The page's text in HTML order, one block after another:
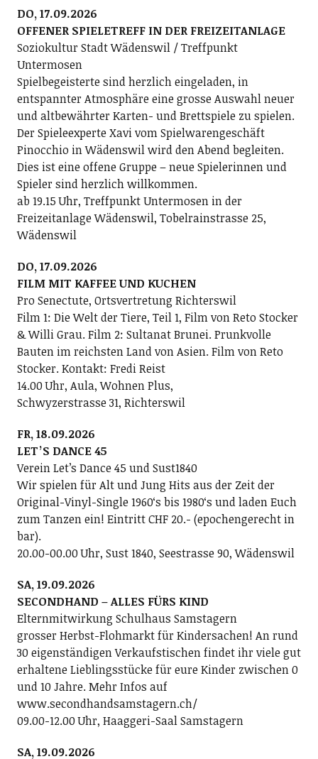
DO, 17.09.2026
OFFENER SPIELETREFF IN DER FREIZEITANLAGE
Soziokultur Stadt Wädenswil / Treffpunkt
Untermosen
Spielbegeisterte sind herzlich eingeladen, in
entspannter Atmosphäre eine grosse Auswahl neuer
und altbewährter Karten- und Brettspiele zu spielen.
Der Spieleexperte Xavi vom Spielwarengeschäft
Pinocchio in Wädenswil wird den Abend begleiten.
Dies ist eine offene Gruppe – neue Spielerinnen und
Spieler sind herzlich willkommen.
ab 19.15 Uhr, Treffpunkt Untermosen in der
Freizeitanlage Wädenswil, Tobelrainstrasse 25,
Wädenswil
DO, 17.09.2026
FILM MIT KAFFEE UND KUCHEN
Pro Senectute, Ortsvertretung Richterswil
Film 1: Die Welt der Tiere, Teil 1, Film von Reto Stocker
& Willi Grau. Film 2: Sultanat Brunei. Prunkvolle
Bauten im reichsten Land von Asien. Film von Reto
Stocker. Kontakt: Fredi Reist
14.00 Uhr, Aula, Wohnen Plus,
Schwyzerstrasse 31, Richterswil
FR, 18.09.2026
LETʼS DANCE 45
Verein Letʼs Dance 45 und Sust1840
Wir spielen für Alt und Jung Hits aus der Zeit der
Original-Vinyl-Single 1960ʻs bis 1980ʻs und laden Euch
zum Tanzen ein! Eintritt CHF 20.- (epochengerecht in
bar).
20.00-00.00 Uhr, Sust 1840, Seestrasse 90, Wädenswil
SA, 19.09.2026
SECONDHAND – ALLES FÜRS KIND
Elternmitwirkung Schulhaus Samstagern
grosser Herbst-Flohmarkt für Kindersachen! An rund
30 eigenständigen Verkaufstischen findet ihr viele gut
erhaltene Lieblingsstücke für eure Kinder zwischen 0
und 10 Jahre. Mehr Infos auf
www.secondhandsamstagern.ch/
09.00-12.00 Uhr, Haaggeri-Saal Samstagern
SA, 19.09.2026